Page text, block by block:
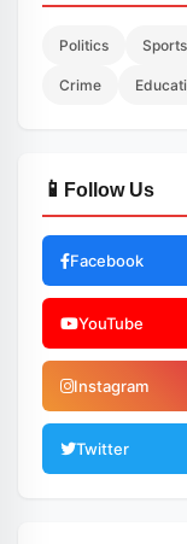
Politics Sports
Crime
📱 Follow Us
Facebook
YouTube
Instagram
Twitter